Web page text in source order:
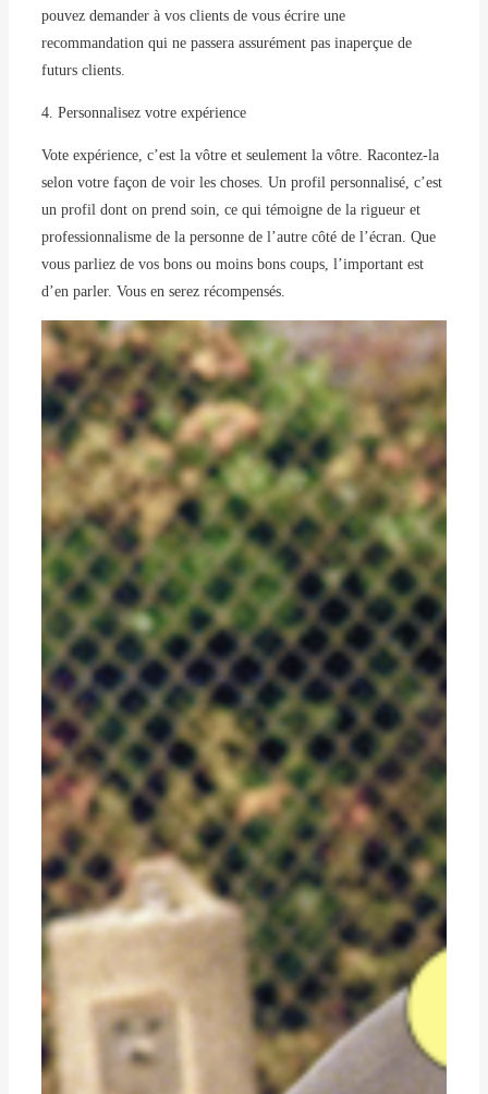
pouvez demander à vos clients de vous écrire une
recommandation qui ne passera assurément pas inaperçue de
futurs clients.
4. Personnalisez votre expérience
Vote expérience, c’est la vôtre et seulement la vôtre. Racontez-la
selon votre façon de voir les choses. Un profil personnalisé, c’est
un profil dont on prend soin, ce qui témoigne de la rigueur et
professionnalisme de la personne de l’autre côté de l’écran. Que
vous parliez de vos bons ou moins bons coups, l’important est
d’en parler. Vous en serez récompensés.